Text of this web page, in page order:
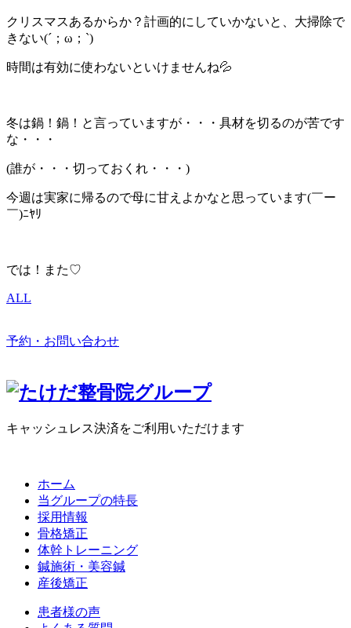
クリスマスあるからか？計画的にしていかないと、大掃除で
きない(´；ω；`)
時間は有効に使わないといけませんね💦
冬は鍋！鍋！と言っていますが・・・具材を切るのが苦です
な・・・
(誰が・・・切っておくれ・・・)
今週は実家に帰るので母に甘えよかなと思っています(￣ー
￣)ﾆﾔﾘ
では！また♡
ALL
予約・お問い合わせ
キャッシュレス決済をご利用いただけます
ホーム
当グループの特長
採用情報
骨格矯正
体幹トレーニング
鍼施術・美容鍼
産後矯正
患者様の声